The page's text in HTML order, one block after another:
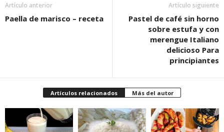
Artículo anterior
Paella de marisco – receta
Artículo siguiente
Pastel de café sin horno
sobre estufa y con
merengue Italiano
delicioso Para
principiantes
Artículos relacionados Más del autor